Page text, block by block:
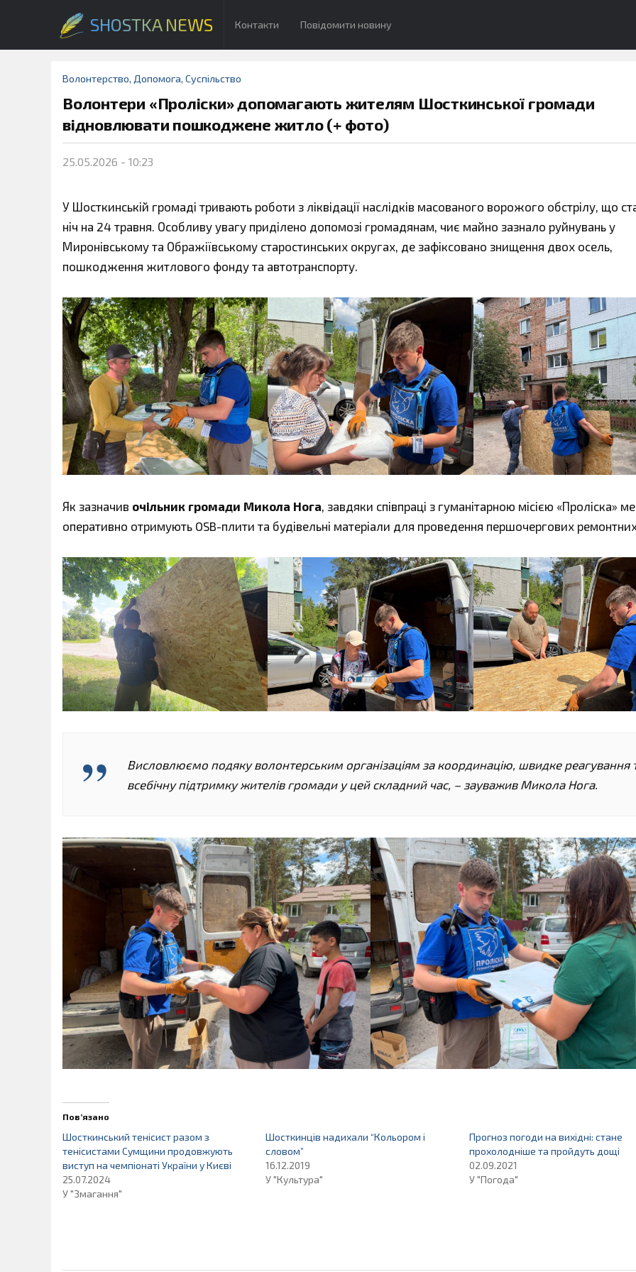
SHOSTKA NEWS Контакти Повідомити новину
Волонтерство, Допомога, Суспільство
Волонтери «Проліски» допомагають жителям Шосткинської громади
відновлювати пошкоджене житло (+ фото)
25.05.2026 - 10:23
У Шосткинській громаді тривають роботи з ліквідації наслідків масованого ворожого обстрілу, що
ніч на 24 травня. Особливу увагу приділено допомозі громадянам, чиє майно зазнало руйнувань у
Миронівському та Ображіївському старостинських округах, де зафіксовано знищення двох осель,
пошкодження житлового фонду та автотранспорту.
Як зазначив очільник громади Микола Нога, завдяки співпраці з гуманітарною місією «Проліска»
оперативно отримують OSB-плити та будівельні матеріали для проведення першочергових
Висловлюємо подяку волонтерським організаціям за координацію, швидке реагування
всебічну підтримку жителів громади у цей складний час, – зауважив Микола Нога.
Пов’язано
Шосткинський тенісист разом з
тенісистами Сумщини продовжують
виступ на чемпіонаті України у Києві
25.07.2024
У "Змагання"
Шосткинців надихали “Кольором і
словом”
16.12.2019
У "Культура"
Прогноз погоди на вихідні: стане
прохолодніше та пройдуть дощі
02.09.2021
У "Погода"